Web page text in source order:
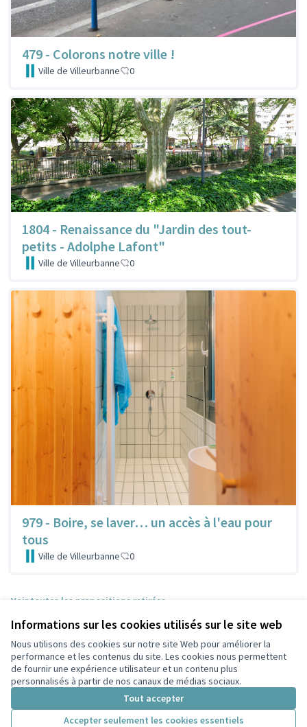
Informations sur les cookies utilisés sur le site web
Nous utilisons des cookies sur notre site Web pour améliorer la
performance et les contenus du site. Les cookies nous permettent
de fournir une expérience utilisateur et un contenu plus
personnalisés à partir de nos canaux de médias sociaux.
Tout accepter
Accepter seulement les cookies essentiels
479 - Colorons notre ville !
Ville de Villeurbanne 0
1804 - Renaissance du "Jardin des tout-
petits - Adolphe Lafont"
Ville de Villeurbanne 0
979 - Boire, se laver… un accès à l'eau pour
tous
Ville de Villeurbanne 0
Voir toutes les propositions retirées
Conditions d'utilisation
Paramètres des cookies
Participez Villeurbanne sur X
(Lien externe)
Participez Villeurbanne sur Facebook
Participez Villeurbanne sur Instagram
Participez Villeurbanne sur YouTube
(Lien externe)